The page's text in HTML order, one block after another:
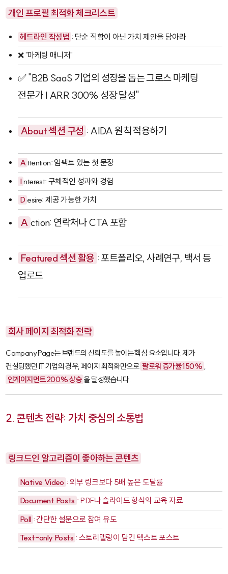
개인 프로필 최적화 체크리스트
헤드라인 작성법 : 단순 직함이 아닌 가치 제안을 담아라
❌ "마케팅 매니저"
✅ "B2B SaaS 기업의 성장을 돕는 그로스 마케팅
전문가 | ARR 300% 성장 달성"
About 섹션 구성 : AIDA 원칙 적용하기
A ttention: 임팩트 있는 첫 문장
I nterest: 구체적인 성과와 경험
D esire: 제공 가능한 가치
A ction: 연락처나 CTA 포함
Featured 섹션 활용 : 포트폴리오, 사례연구, 백서 등
업로드
회사 페이지 최적화 전략
Company Page는 브랜드의 신뢰도를 높이는 핵심 요소입니다. 제가
컨설팅했던 IT 기업의 경우, 페이지 최적화만으로 팔로워 증가율 150% ,
인게이지먼트 200% 상승 을 달성했습니다.
2. 콘텐츠 전략: 가치 중심의 소통법
링크드인 알고리즘이 좋아하는 콘텐츠
Native Video : 외부 링크보다 5배 높은 도달률
Document Posts : PDF나 슬라이드 형식의 교육 자료
Poll : 간단한 설문으로 참여 유도
Text-only Posts : 스토리텔링이 담긴 텍스트 포스트